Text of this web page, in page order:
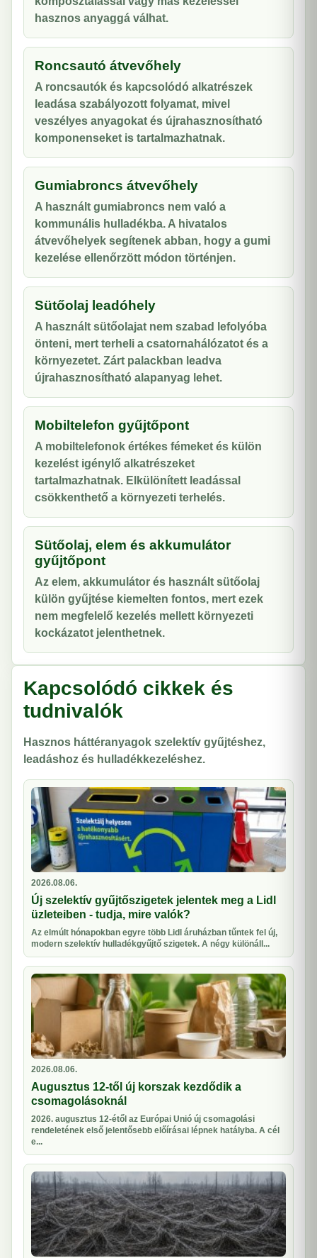
hasznos anyaggá válhat.
Roncsautó átvevőhely
A roncsautók és kapcsolódó alkatrészek
leadása szabályozott folyamat, mivel
veszélyes anyagokat és újrahasznosítható
komponenseket is tartalmazhatnak.
Gumiabroncs átvevőhely
A használt gumiabroncs nem való a
kommunális hulladékba. A hivatalos
átvevőhelyek segítenek abban, hogy a gumi
kezelése ellenőrzött módon történjen.
Sütőolaj leadóhely
A használt sütőolajat nem szabad lefolyóba
önteni, mert terheli a csatornahálózatot és a
környezetet. Zárt palackban leadva
újrahasznosítható alapanyag lehet.
Mobiltelefon gyűjtőpont
A mobiltelefonok értékes fémeket és külön
kezelést igénylő alkatrészeket
tartalmazhatnak. Elkülönített leadással
csökkenthető a környezeti terhelés.
Sütőolaj, elem és akkumulátor
gyűjtőpont
Az elem, akkumulátor és használt sütőolaj
külön gyűjtése kiemelten fontos, mert ezek
nem megfelelő kezelés mellett környezeti
kockázatot jelenthetnek.
Kapcsolódó cikkek és
tudnivalók
Hasznos háttéranyagok szelektív gyűjtéshez,
leadáshoz és hulladékkezeléshez.
2026.08.06.
Új szelektív gyűjtőszigetek jelentek meg a Lidl
üzleteiben - tudja, mire valók?
Az elmúlt hónapokban egyre több Lidl áruházban tűntek fel új,
modern szelektív hulladékgyűjtő szigetek. A négy különáll...
2026.08.06.
Augusztus 12-től új korszak kezdődik a
csomagolásoknál
2026. augusztus 12-étől az Európai Unió új csomagolási
rendeletének első jelentősebb előírásai lépnek hatályba. A cél
e...